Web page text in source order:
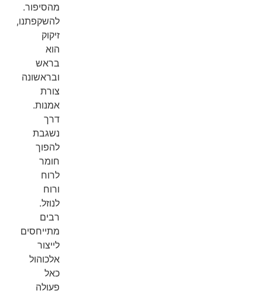
מהסיפור.
להשקפתנו,
זיקוק
הוא
בראש
ובראשונה
צורת
אמנות.
דרך
נשגבת
להפוך
חומר
לרוח
ורוח
לנוזל.
רבים
מתייחסים
לייצור
אלכוהול
כאל
פעולה